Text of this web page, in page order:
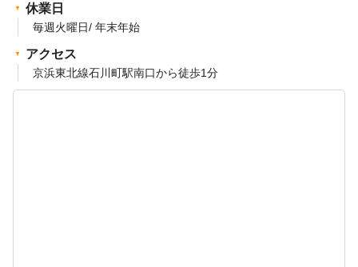
休業日
毎週火曜日/ 年末年始
アクセス
京浜東北線石川町駅南口から徒歩1分